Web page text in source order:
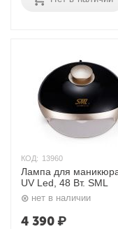
КОД: 13960
Лампа для
UV Led, 48 Вт. SML
нет в наличии
4 390₽